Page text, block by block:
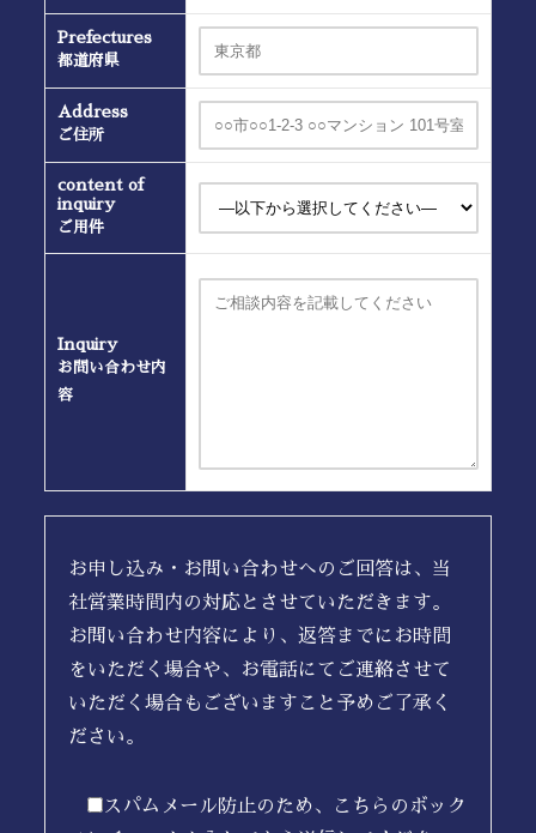
Prefectures
都道府県
Address
ご住所
content of
inquiry
ご用件
Inquiry
お問い合わせ内
容
お申し込み・お問い合わせへのご回答は、当
社営業時間内の対応とさせていただきます。
お問い合わせ内容により、返答までにお時間
をいただく場合や、お電話にてご連絡させて
いただく場合もございますこと予めご了承く
ださい。
スパムメール防止のため、こちらのボック